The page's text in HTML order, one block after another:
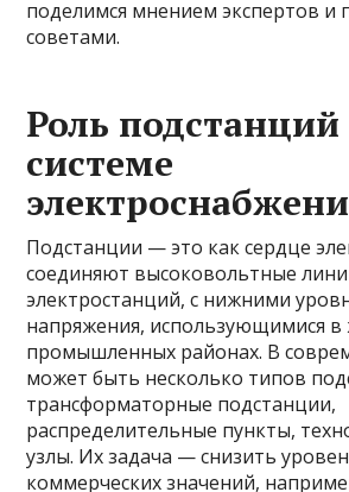
поделимся мнением экспертов и
советами.
Роль подстанций
системе
Подстанции — это как сердце
соединяют высоковольтные
электростанций, с нижними
напряжения, использующимися в
промышленных районах. В
может быть несколько типов
трансформаторные подстанции,
распределительные пункты,
узлы. Их задача — снизить
коммерческих значений,